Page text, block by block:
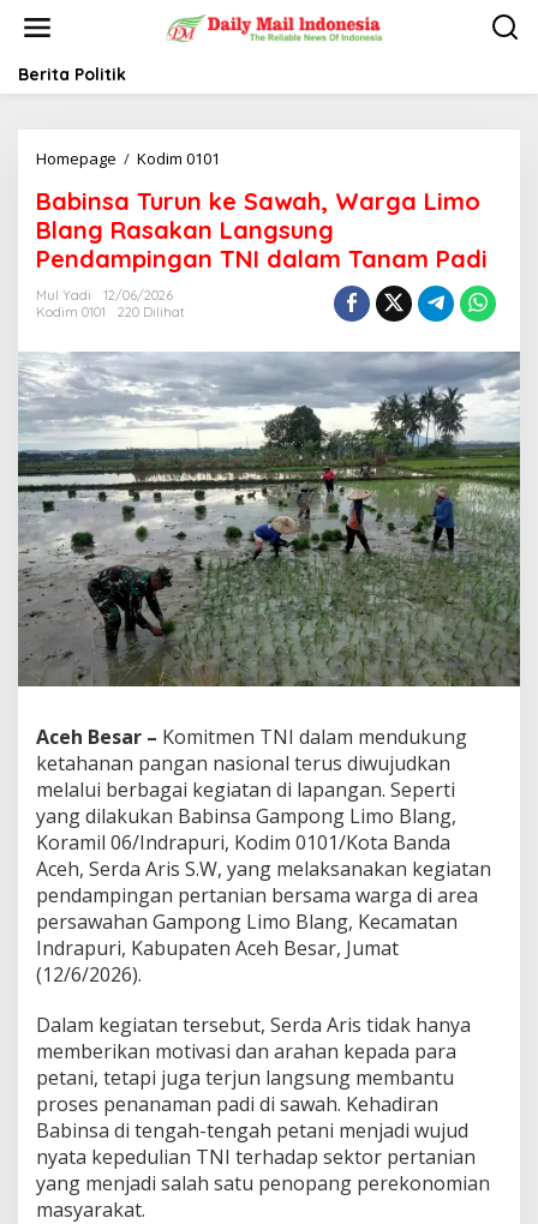
t
Berita Politik
Homepage / Kodim 0101
b
i
n
s
r
n
k
S
a
w
a
h
,
W
a
r
g
a
m
o
B
l
a
n
g
R
a
s
a
n
L
a
n
g
s
u
g
Babinsa Turun ke Sawah, Warga Limo
Blang Rasakan Langsung
Pendampingan TNI dalam Tanam Padi
Mul Yadi
12/06/2026
Kodim 0101
220 Dilihat
Aceh Besar – Komitmen TNI dalam mendukung
ketahanan pangan nasional terus diwujudkan
melalui berbagai kegiatan di lapangan. Seperti
yang dilakukan Babinsa Gampong Limo Blang,
Koramil 06/Indrapuri, Kodim 0101/Kota Banda
Aceh, Serda Aris S.W, yang melaksanakan kegiatan
pendampingan pertanian bersama warga di area
persawahan Gampong Limo Blang, Kecamatan
Indrapuri, Kabupaten Aceh Besar, Jumat
(12/6/2026).
Dalam kegiatan tersebut, Serda Aris tidak hanya
memberikan motivasi dan arahan kepada para
petani, tetapi juga terjun langsung membantu
proses penanaman padi di sawah. Kehadiran
Babinsa di tengah-tengah petani menjadi wujud
nyata kepedulian TNI terhadap sektor pertanian
yang menjadi salah satu penopang perekonomian
masyarakat.